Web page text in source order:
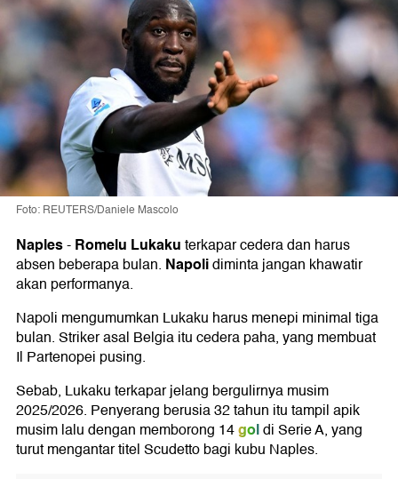
Foto: REUTERS/Daniele Mascolo
Naples-Romelu Lukakuterkapar cedera dan harus
absen beberapa bulan. Napolidiminta jangan khawatir
akan performanya.
Napoli mengumumkan Lukaku harus menepi minimal tiga
bulan. Striker asal Belgia itu cedera paha, yang membuat
Il Partenopei pusing.
Sebab, Lukaku terkapar jelang bergulirnya musim
2025/2026. Penyerang berusia 32 tahun itu tampil apik
musim lalu dengan memborong 14goldi Serie A, yang
turut mengantar titel Scudetto bagi kubu Naples.